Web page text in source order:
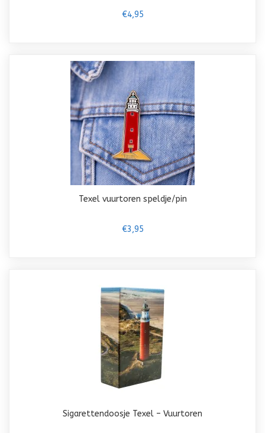
€4,95
Texel vuurtoren speldje/pin
€3,95
Sigarettendoosje Texel – Vuurtoren